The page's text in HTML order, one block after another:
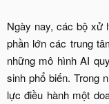
Ngày nay, các bộ xử
phần lớn các trung
những mô hình AI
sinh phổ biến. Trong
lực điều hành một